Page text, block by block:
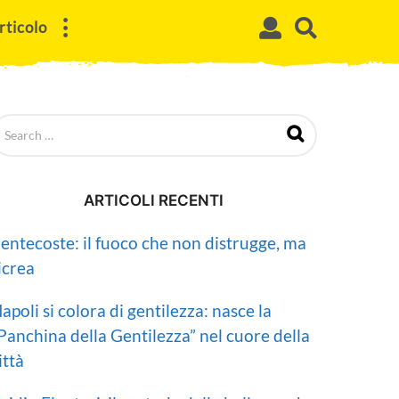
ARTICOLI RECENTI
il fuoco che non distrugge, ma
si colora di gentilezza: nasce la
della Gentilezza” nel cuore della